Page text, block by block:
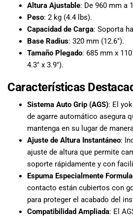
mundo de
música con
Import
Ecuador!
Altura Ajustable: De 960 mm a
Peso: 2 kg (4.4 lbs).
Capacidad de Carga: Soporta
Base Radius: 320 mm (12.6″).
Tamaño Plegado: 685 mm x
4.3″ x 3.9″).
Características
Sistema Auto Grip (AGS): El
de agarre automático asegura
mantenga en su lugar de
Ajuste de Altura Instantáneo:
ajuste de altura que permite
soporte rápidamente y con
Espuma Especialmente
contacto están cubiertos con
para proteger el acabado del
Compatibilidad Ampliada: El